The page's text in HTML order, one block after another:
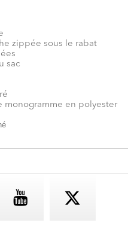
zippée sous le rabat
sac
en polyester